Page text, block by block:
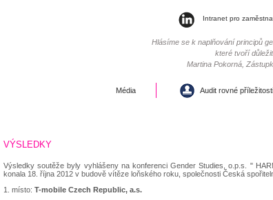
Intranet pro
Hlásíme se k naplňování principů
které tvoří
Martina Pokorná,
Média Audit rovné příležitosti
VÝSLEDKY
Výsledky soutěže byly vyhlášeny na konferenci Gender Studies, o.p.s. "
konala 18. října 2012 v budově vítěze loňského roku, společnosti Česká
1. místo: T-mobile Czech Republic, a.s.